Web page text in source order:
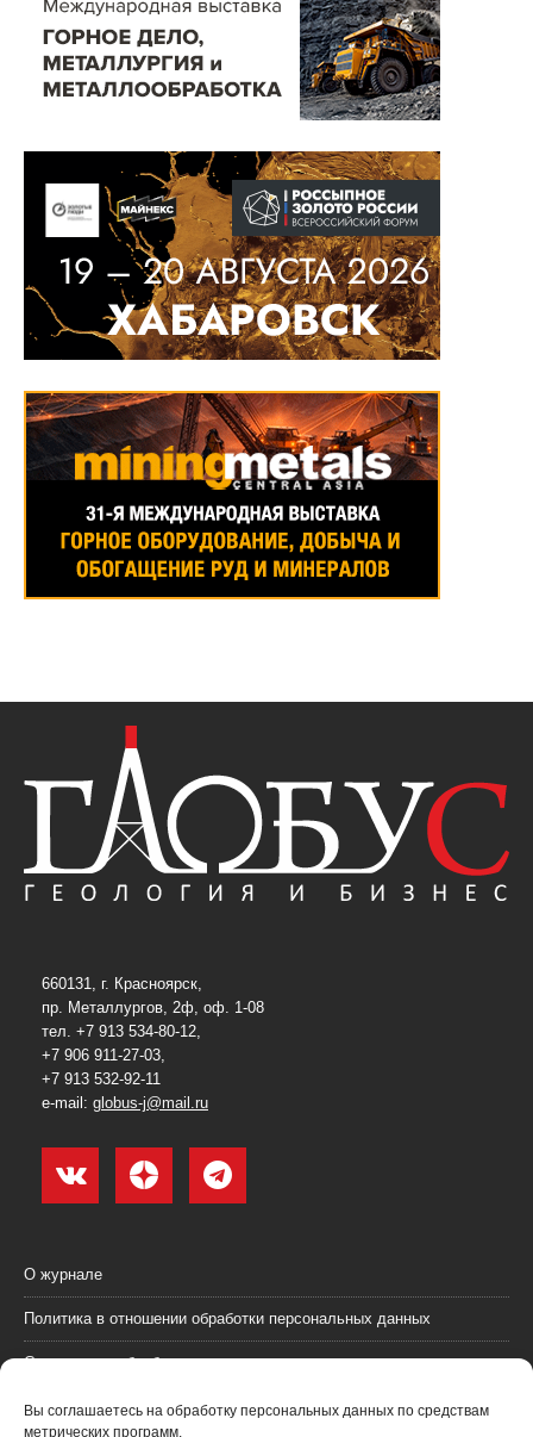
Вы соглашаетесь на обработку персональных данных по средствам
метрических программ.
660131, г. Красноярск,
пр. Металлургов, 2ф, оф. 1-08
тел. +7 913 534-80-12,
+7 906 911-27-03,
+7 913 532-92-11
e-mail: globus-j@mail.ru
О журнале
Политика в отношении обработки персональных данных
Согласие на обработку персональных данных
Пользовательское соглашение (оферта)